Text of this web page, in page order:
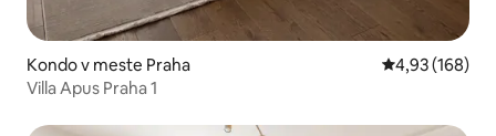
Kondo v meste Praha Priemerné
4,93 (168)
Villa Apus Praha 1